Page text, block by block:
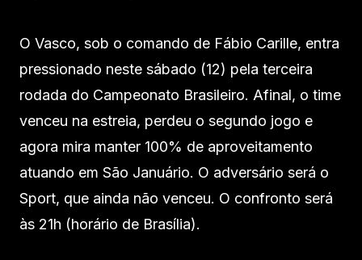
O Vasco, sob o comando de Fábio Carille, entra
pressionado neste sábado (12) pela terceira
rodada do Campeonato Brasileiro. Afinal, o time
venceu na estreia, perdeu o segundo jogo e
agora mira manter 100% de aproveitamento
atuando em São Januário. O adversário será o
Sport, que ainda não venceu. O confronto será
às 21h (horário de Brasília).